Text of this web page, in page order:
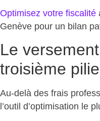
Optimisez votre fiscalité
Genève pour un bilan
Le
troisième
Au-delà des frais
l’outil d’optimisation le